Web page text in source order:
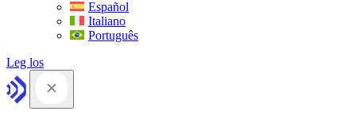
Español
Italiano
Português
Leg los